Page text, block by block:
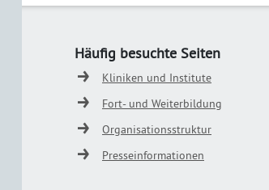
Häufig besuchte Seiten
Kliniken und Institute
Fort- und Weiterbildung
Organisationsstruktur
Presseinformationen